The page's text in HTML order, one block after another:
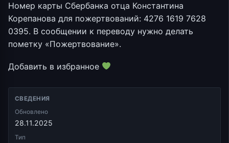
Номер карты Сбербанка отца Константина
Корепанова для пожертвований: 4276 1619 7628
0395. В сообщении к переводу нужно делать
пометку «Пожертвование».
Добавить в избранное
СВЕДЕНИЯ
Обновлено
28.11.2025
Тип